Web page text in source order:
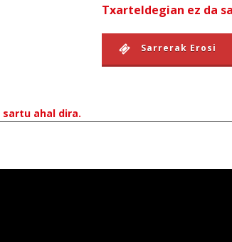
Txarteldegian ez da
Sarrerak Erosi
ahal dira.